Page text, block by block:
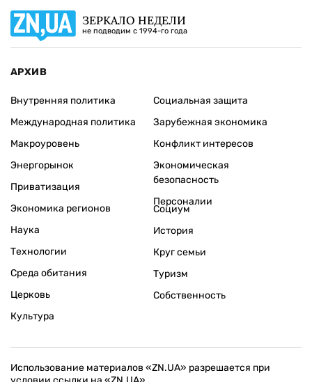
ЗЕРКАЛО НЕДЕЛИ
не подводим с 1994-го года
АРХИВ
Внутренняя политика
Международная политика
Макроуровень
Энергорынок
Приватизация
Экономика регионов
Социальная защита
Зарубежная экономика
Конфликт интересов
Экономическая
безопасность
Персоналии
Наука
Технологии
Среда обитания
Церковь
Культура
Социум
История
Круг семьи
Туризм
Собственность
Использование материалов «ZN.UA» разрешается при